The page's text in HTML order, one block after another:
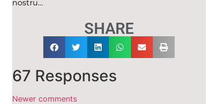
nostru…
SHARE
67 Responses
Newer comments